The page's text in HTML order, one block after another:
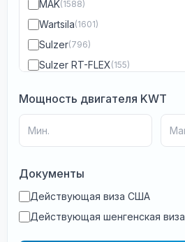
MAK(1588)
Wartsila(1601)
Sulzer(796)
Sulzer RT-FLEX(155)
WinGD (2)
MAN B&W ME-LGIP(4)
Мощность двигателя KWT
Документы
Действующая виза США
Действующая шенгенская виза